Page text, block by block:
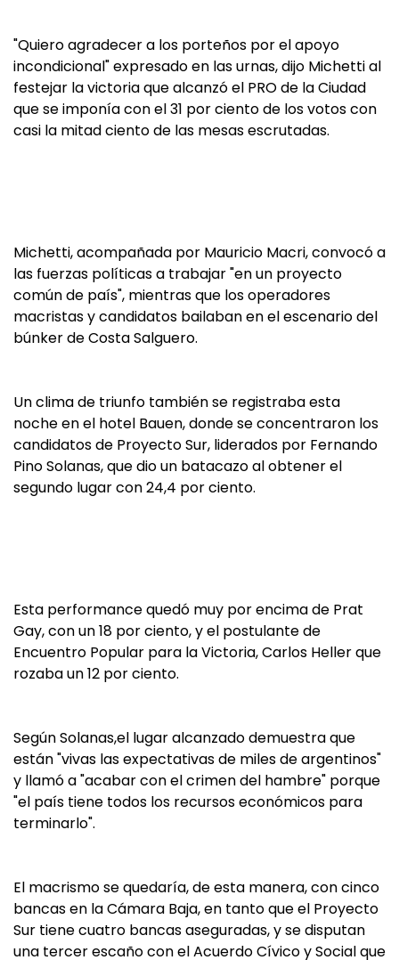
"Quiero agradecer a los porteños por el apoyo
incondicional" expresado en las urnas, dijo Michetti al
festejar la victoria que alcanzó el PRO de la Ciudad
que se imponía con el 31 por ciento de los votos con
casi la mitad ciento de las mesas escrutadas.
Michetti, acompañada por Mauricio Macri, convocó a
las fuerzas políticas a trabajar "en un proyecto
común de país", mientras que los operadores
macristas y candidatos bailaban en el escenario del
búnker de Costa Salguero.
Un clima de triunfo también se registraba esta
noche en el hotel Bauen, donde se concentraron los
candidatos de Proyecto Sur, liderados por Fernando
Pino Solanas, que dio un batacazo al obtener el
segundo lugar con 24,4 por ciento.
Esta performance quedó muy por encima de Prat
Gay, con un 18 por ciento, y el postulante de
Encuentro Popular para la Victoria, Carlos Heller que
rozaba un 12 por ciento.
Según Solanas,el lugar alcanzado demuestra que
están "vivas las expectativas de miles de argentinos"
y llamó a "acabar con el crimen del hambre" porque
"el país tiene todos los recursos económicos para
terminarlo".
El macrismo se quedaría, de esta manera, con cinco
bancas en la Cámara Baja, en tanto que el Proyecto
Sur tiene cuatro bancas aseguradas, y se disputan
una tercer escaño con el Acuerdo Cívico y Social que